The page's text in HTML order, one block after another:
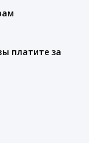
платите за